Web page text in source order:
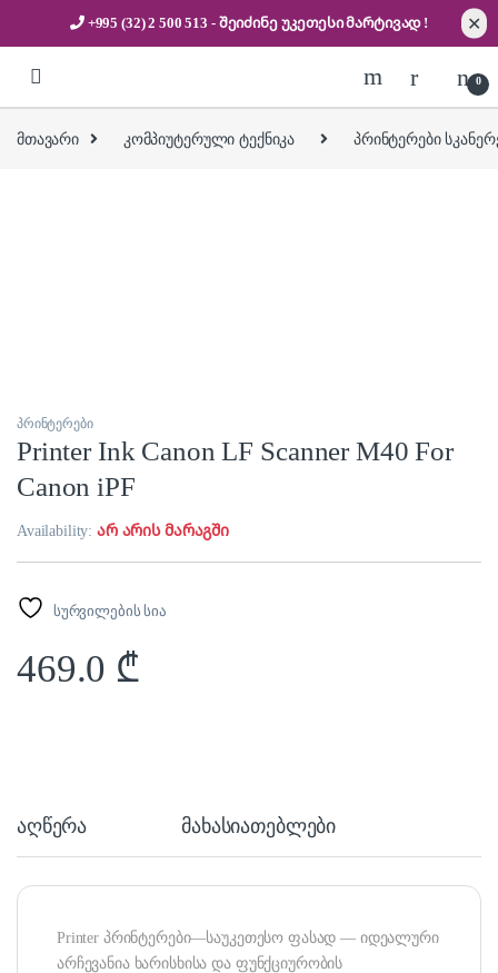
+995 (32) 2 500 513 - შეიძინე უკეთესიმარტივად ! ✕
0
მთავარი კომპიუტერული ტექნიკა პრინტერები
პრინტერები
Printer Ink Canon LF Scanner M40 For
Canon iPF
Availability:არ არის მარაგში
სურვილების სია
469.0 ₾
აღწერა მახასიათებლები
Printer პრინტერები—საუკეთესო ფასად — იდეალური
არჩევანია ხარისხისა და ფუნქციურობის